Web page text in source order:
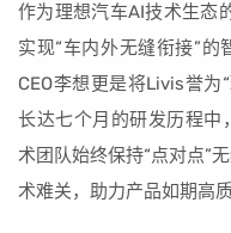
作为理想汽车AI技术生态
实现“车内外无缝衔接”
CEO李想更是将Livis誉
长达七个月的研发历程中
术团队始终保持“点对点”
术难关，助力产品如期高质